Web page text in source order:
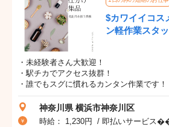
$カワイイコス
ン軽作業スタ
・未経験者さん大歓迎！
・駅チカでアクセス抜群！
・誰でもスグに慣れるカンタン作業です！
神奈川県 横浜市神奈川区
時給： 1,230円 / 即払いサービス